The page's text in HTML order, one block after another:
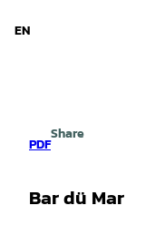
EN
PDF
Share
Bar dü Mar